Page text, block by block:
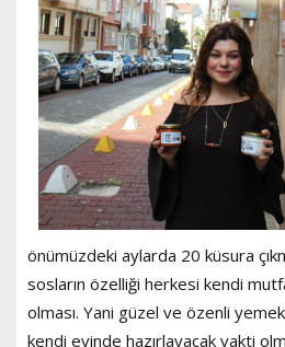
önümüzdeki aylarda 20 küsura
sosların özelliği herkesi kendi
olması. Yani güzel ve özenli
kendi evinde hazırlayacak vakti